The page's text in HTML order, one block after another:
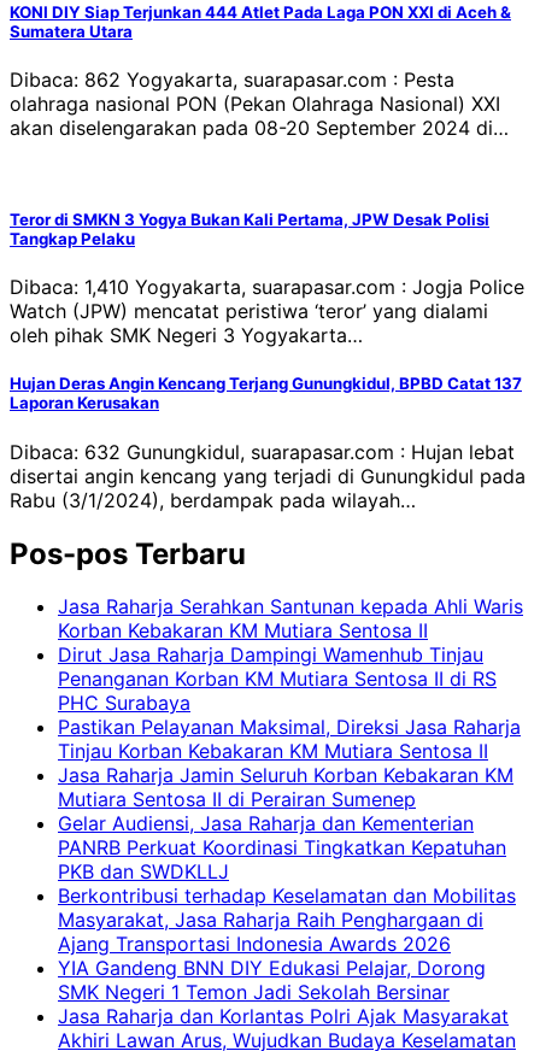
KONI DIY Siap Terjunkan 444 Atlet Pada Laga PON XXI di Aceh &
Sumatera Utara
Dibaca: 862 Yogyakarta, suarapasar.com : Pesta
olahraga nasional PON (Pekan Olahraga Nasional) XXI
akan diselengarakan pada 08-20 September 2024 di…
Teror di SMKN 3 Yogya Bukan Kali Pertama, JPW Desak Polisi
Tangkap Pelaku
Dibaca: 1,410 Yogyakarta, suarapasar.com : Jogja Police
Watch (JPW) mencatat peristiwa ‘teror’ yang dialami
oleh pihak SMK Negeri 3 Yogyakarta…
Hujan Deras Angin Kencang Terjang Gunungkidul, BPBD Catat 137
Laporan Kerusakan
Dibaca: 632 Gunungkidul, suarapasar.com : Hujan lebat
disertai angin kencang yang terjadi di Gunungkidul pada
Rabu (3/1/2024), berdampak pada wilayah…
Pos-pos Terbaru
Jasa Raharja Serahkan Santunan kepada Ahli Waris
Korban Kebakaran KM Mutiara Sentosa II
Dirut Jasa Raharja Dampingi Wamenhub Tinjau
Penanganan Korban KM Mutiara Sentosa II di RS
PHC Surabaya
Pastikan Pelayanan Maksimal, Direksi Jasa Raharja
Tinjau Korban Kebakaran KM Mutiara Sentosa II
Jasa Raharja Jamin Seluruh Korban Kebakaran KM
Mutiara Sentosa II di Perairan Sumenep
Gelar Audiensi, Jasa Raharja dan Kementerian
PANRB Perkuat Koordinasi Tingkatkan Kepatuhan
PKB dan SWDKLLJ
Berkontribusi terhadap Keselamatan dan Mobilitas
Masyarakat, Jasa Raharja Raih Penghargaan di
Ajang Transportasi Indonesia Awards 2026
YIA Gandeng BNN DIY Edukasi Pelajar, Dorong
SMK Negeri 1 Temon Jadi Sekolah Bersinar
Jasa Raharja dan Korlantas Polri Ajak Masyarakat
Akhiri Lawan Arus, Wujudkan Budaya Keselamatan